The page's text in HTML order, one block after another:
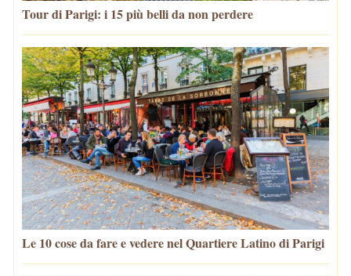
Tour di Parigi: i 15 più belli da non perdere
Le 10 cose da fare e vedere nel Quartiere Latino di Parigi